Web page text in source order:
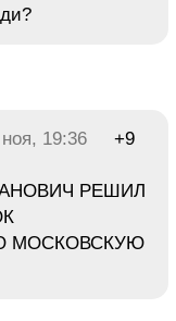
19:36 +9
РЕШИЛ
МОСКОВСКУЮ